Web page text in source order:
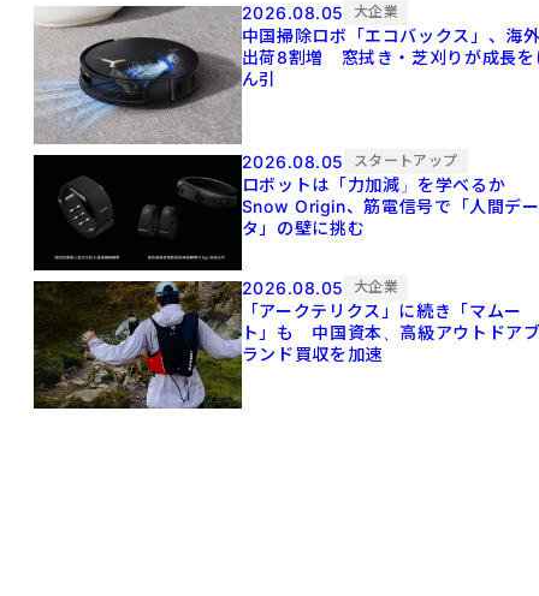
2026.08.05
大企業
中国掃除ロボ「エコバックス」、海
出荷8割増 窓拭き・芝刈りが成長を
ん引
2026.08.05 スタートアップ
ロボットは「力加減」を学べるか
Snow Origin、筋電信号で「人間デー
タ」の壁に挑む
2026.08.05 大企業
「アークテリクス」に続き「マムー
ト」も 中国資本、高級アウトドア
ランド買収を加速